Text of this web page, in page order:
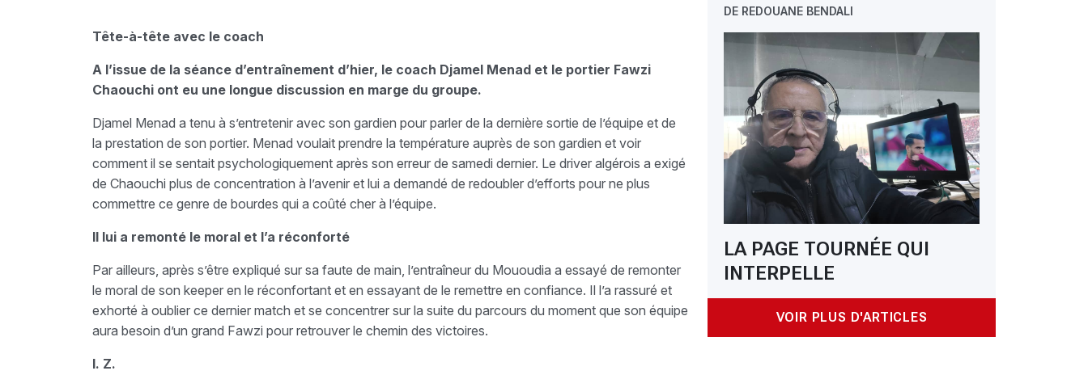
DE REDOUANE BENDALI
LA PAGE TOURNÉE QUI
INTERPELLE
VOIR PLUS D'ARTICLES
Tête-à-tête avec le coach
A l’issue de la séance d’entraînement d’hier, le coach Djamel Menad et le portier Fawzi
Chaouchi ont eu une longue discussion en marge du groupe.
Djamel Menad a tenu à s’entretenir avec son gardien pour parler de la dernière sortie de l’équipe et de
la prestation de son portier. Menad voulait prendre la température auprès de son gardien et voir
comment il se sentait psychologiquement après son erreur de samedi dernier. Le driver algérois a exigé
de Chaouchi plus de concentration à l’avenir et lui a demandé de redoubler d’efforts pour ne plus
commettre ce genre de bourdes qui a coûté cher à l’équipe.
Il lui a remonté le moral et l’a réconforté
Par ailleurs, après s’être expliqué sur sa faute de main, l’entraîneur du Mououdia a essayé de remonter
le moral de son keeper en le réconfortant et en essayant de le remettre en confiance. Il l’a rassuré et
exhorté à oublier ce dernier match et se concentrer sur la suite du parcours du moment que son équipe
aura besoin d’un grand Fawzi pour retrouver le chemin des victoires.
I. Z.